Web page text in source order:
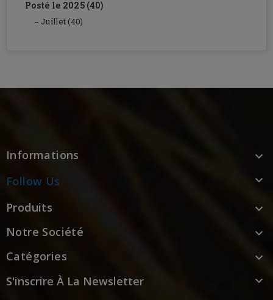
Posté le 2025 (40)
Juillet (40)
Informations

Follow Us

Produits

Notre Société

Catégories

S'inscrire À La Newsletter
